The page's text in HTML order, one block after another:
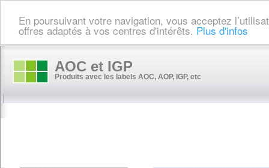
En poursuivant votre navigation, vous acceptez
offres adaptés à vos centres d'intérêts. Plus d'infos
AOC et IGP
Produits avec les labels AOC, AOP, IGP, etc